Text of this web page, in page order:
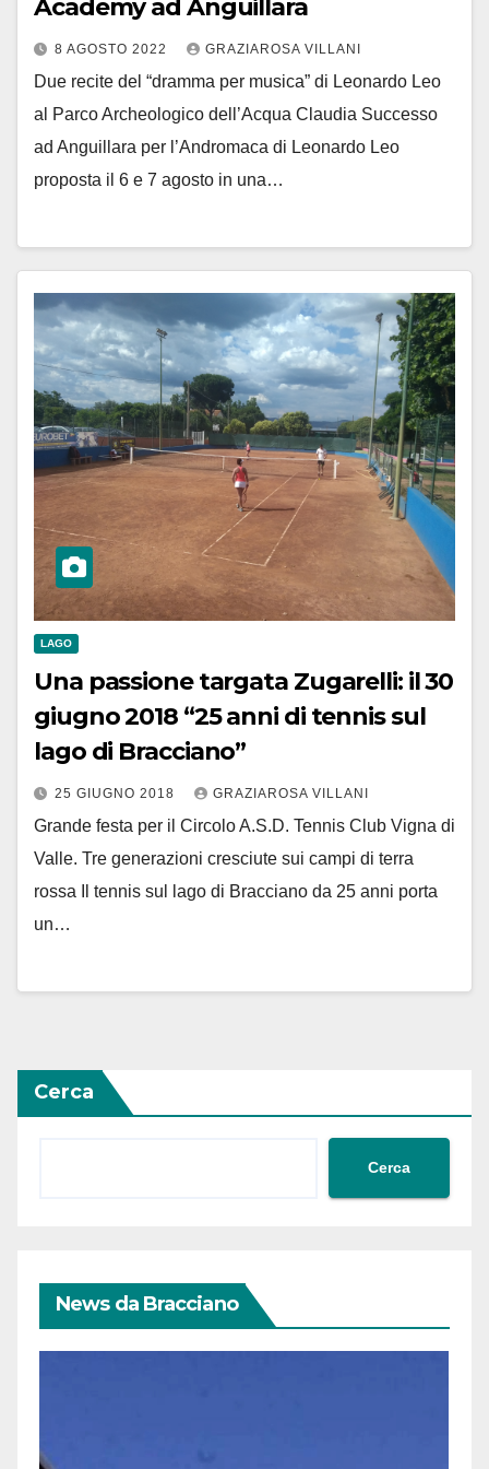
Academy ad Anguillara
8 AGOSTO 2022 GRAZIAROSA VILLANI
Due recite del “dramma per musica” di Leonardo Leo
al Parco Archeologico dell’Acqua Claudia Successo
ad Anguillara per l’Andromaca di Leonardo Leo
proposta il 6 e 7 agosto in una…
LAGO
Una passione targata Zugarelli: il 30
giugno 2018 “25 anni di tennis sul
lago di Bracciano”
25 GIUGNO 2018 GRAZIAROSA VILLANI
Grande festa per il Circolo A.S.D. Tennis Club Vigna di
Valle. Tre generazioni cresciute sui campi di terra
rossa Il tennis sul lago di Bracciano da 25 anni porta
un…
Cerca
Cerca
News da Bracciano